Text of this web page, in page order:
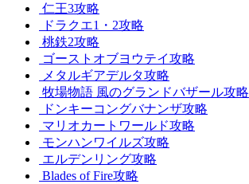
仁王3攻略
ドラクエ1・2攻略
桃鉄2攻略
ゴーストオブヨウテイ攻略
メタルギアデルタ攻略
牧場物語 風のグランドバザール攻略
ドンキーコングバナンザ攻略
マリオカートワールド攻略
モンハンワイルズ攻略
エルデンリング攻略
Blades of Fire攻略